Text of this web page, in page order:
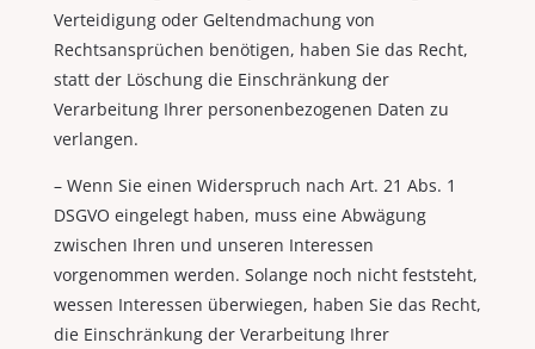
Verteidigung oder Geltendmachung von
Rechtsansprüchen benötigen, haben Sie das Recht,
statt der Löschung die Einschränkung der
Verarbeitung Ihrer personenbezogenen Daten zu
verlangen.
– Wenn Sie einen Widerspruch nach Art. 21 Abs. 1
DSGVO eingelegt haben, muss eine Abwägung
zwischen Ihren und unseren Interessen
vorgenommen werden. Solange noch nicht feststeht,
wessen Interessen überwiegen, haben Sie das Recht,
die Einschränkung der Verarbeitung Ihrer